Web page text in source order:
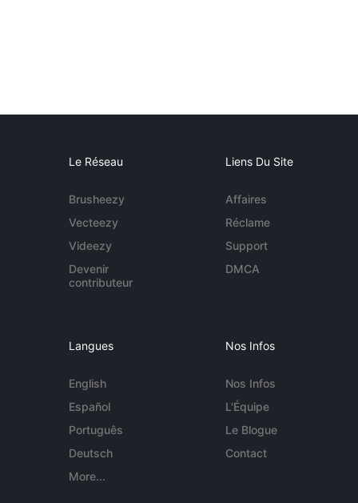
Le Réseau
Brusheezy
Vecteezy
Videezy
Devenir
contributeur
Liens Du Site
Affaires
Réclame
Support
DMCA
Langues
English
Español
Português
Deutsch
More...
Nos Infos
Nos Infos
L'Équipe
Le Blogue
Contact